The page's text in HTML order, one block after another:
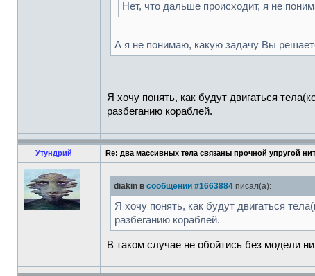
Нет, что дальше происходит, я не
А я не понимаю, какую задачу Вы
Я хочу понять, как будут двигаться
разбеганию кораблей.
Утундрий Re: два массивных тела связаны прочной упругой
diakin в сообщении #1663884 писал(а):
Я хочу понять, как будут двигаться
разбеганию кораблей.
В таком случае не обойтись без модели